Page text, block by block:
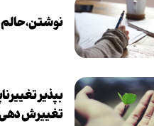
نوشتن، حالم
بپذير
تغييرش